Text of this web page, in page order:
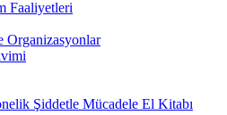
Faaliyetleri
Organizasyonlar
Şiddetle Mücadele El Kitabı